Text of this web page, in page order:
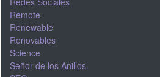
Remote
Renewable
Renovables
Science
Señor de los Anillos.